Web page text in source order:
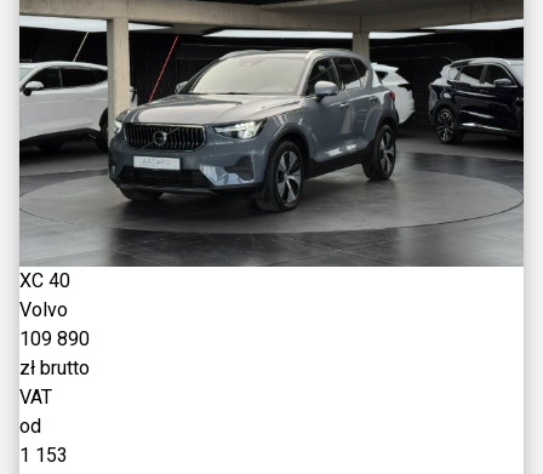
XC 40
Volvo
109 890
zł brutto
VAT
od
1 153